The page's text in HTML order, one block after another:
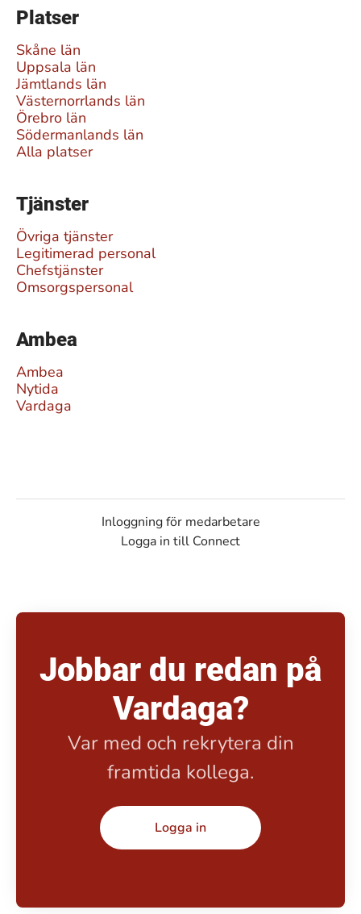
Platser
Skåne län
Uppsala län
Jämtlands län
Västernorrlands län
Örebro län
Södermanlands län
Alla platser
Tjänster
Övriga tjänster
Legitimerad personal
Chefstjänster
Omsorgspersonal
Ambea
Ambea
Nytida
Vardaga
Inloggning för medarbetare
Logga in till Connect
Jobbar du redan på
Vardaga?
Var med och rekrytera din
framtida kollega.
Logga in